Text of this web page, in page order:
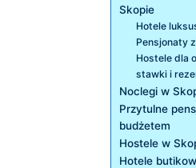
Skopie
Hotele⁢
Pensjonaty
Hostele dla
stawki ‌i
Noclegi ⁢w
Przytulne
budżetem
Hostele w
Hotele‌